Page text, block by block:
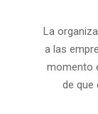
La
a las
momento
de que